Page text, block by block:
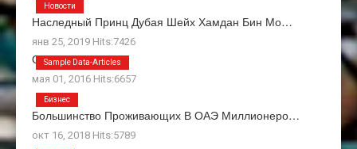
Наследный Принц Дубая Шейх Хамдан Бин Мо…
янв 25, 2019 Hits:7426
Новости
О Нас
мая 01, 2016 Hits:6657
Sample Data-Articles
Большинство Проживающих В ОАЭ Миллионеро…
окт 16, 2018 Hits:5789
Бизнес